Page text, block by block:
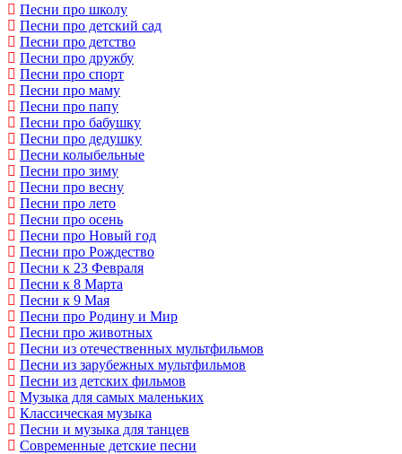
Песни про школу
Песни про детский сад
Песни про детство
Песни про дружбу
Песни про спорт
Песни про маму
Песни про папу
Песни про бабушку
Песни про дедушку
Песни колыбельные
Песни про зиму
Песни про весну
Песни про лето
Песни про осень
Песни про Новый год
Песни про Рождество
Песни к 23 Февраля
Песни к 8 Марта
Песни к 9 Мая
Песни про Родину и Мир
Песни про животных
Песни из отечественных мультфильмов
Песни из зарубежных мультфильмов
Песни из детских фильмов
Музыка для самых маленьких
Классическая музыка
Песни и музыка для танцев
Современные детские песни